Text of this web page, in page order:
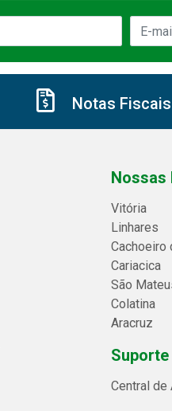
Notas Fiscais
Nossas
Vitória
Linhares
Cachoeiro
Cariacica
São
Colatina
Aracruz
Central de